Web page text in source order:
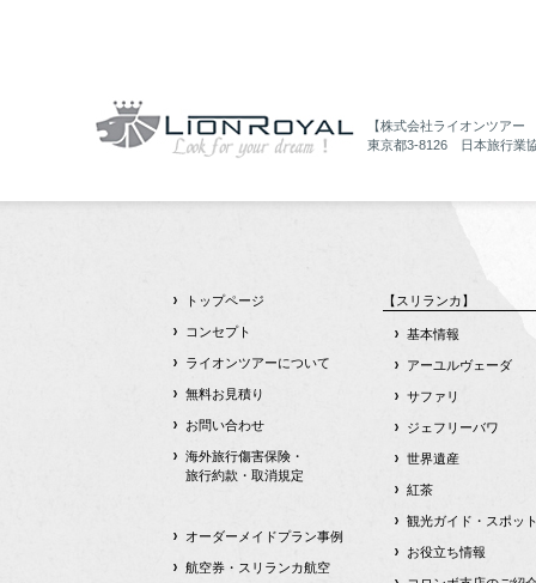
【株式会社ライオンツア
東京都3-8126 日本旅行業
トップページ
コンセプト
ライオンツアーについて
無料お見積り
お問い合わせ
海外旅行傷害保険・
旅行約款・取消規定
オーダーメイドプラン事例
航空券・スリランカ航空
【スリランカ】
基本情報
アーユルヴェーダ
サファリ
ジェフリーバワ
世界遺産
紅茶
観光ガイド・スポッ
お役立ち情報